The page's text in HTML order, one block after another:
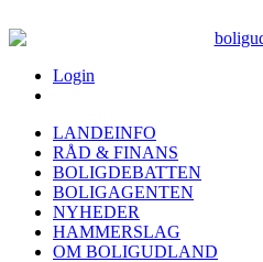
Login
LANDEINFO
RÅD & FINANS
BOLIGDEBATTEN
BOLIGAGENTEN
NYHEDER
HAMMERSLAG
OM BOLIGUDLAND